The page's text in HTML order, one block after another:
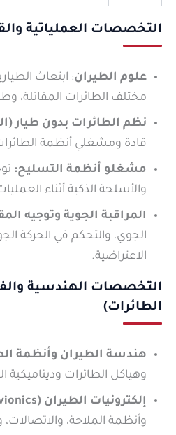
التخصصات العملياتية
علوم الطيران: ابتعاث
مختلف الطائرات المقاتلة،
نظم الطائرات بدون طيار
قادة ومشغلي أنظمة
مشغلو أنظمة التسليح:
والأسلحة الذكية أثناء
المراقبة الجوية وتوجيه
الجوي، والتحكم في الحركة
الاعتراضية.
التخصصات الهندسية
الطائرات)
هندسة الطيران وأنظمة
وهياكل الطائرات وديناميكية
إلكترونيات الطيران (Avionics):
وأنظمة الملاحة، والاتصالات،